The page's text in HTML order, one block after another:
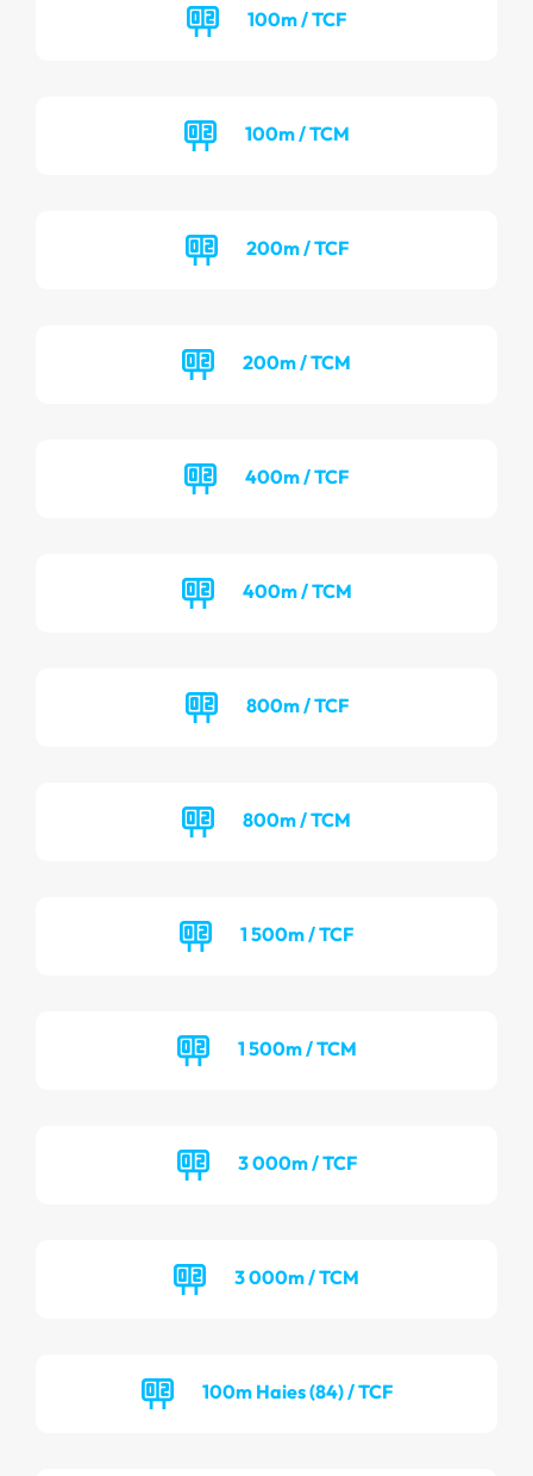
100m / TCF
100m / TCM
200m / TCF
200m / TCM
400m / TCF
400m / TCM
800m / TCF
800m / TCM
1 500m / TCF
1 500m / TCM
3 000m / TCF
3 000m / TCM
100m Haies (84) / TCF